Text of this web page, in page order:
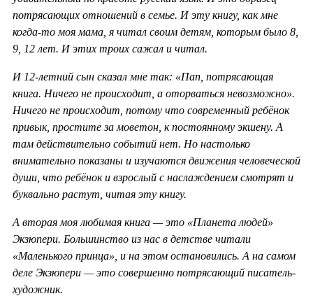
потрясающих отношений в семье. И эту книгу, как мне
когда-то моя мама, я читал своим детям, которым было 8,
9, 12 лет. И этих троих сажал и читал.
И 12-летний сын сказал мне так: «Пап, потрясающая
книга. Ничего не происходит, а оторваться невозможно».
Ничего не происходит, потому что современный ребёнок
привык, простите за моветон, к постоянному экшену. А
там действительно событий нет. Но настолько
внимательно показаны и изучаются движения человеческой
души, что ребёнок и взрослый с наслаждением смотрят и
буквально растут, читая эту книгу.
А вторая моя любимая книга — это «Планета людей»
Экзюпери. Большинство из нас в детстве читали
«Маленького принца», и на этом остановились. А на самом
деле Экзюпери — это совершенно потрясающий писатель-
художник.